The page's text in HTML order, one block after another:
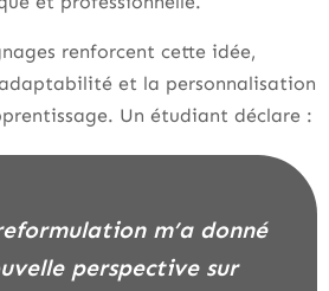
renforcent cette idée,
et la personnalisation
Un étudiant déclare :
m’a donné
perspective sur